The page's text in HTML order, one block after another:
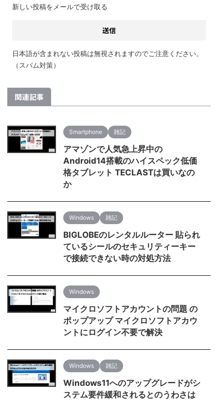
新しい投稿をメールで受け取る
日本語が含まれない投稿は無視されますのでご注意ください。
（スパム対策）
関連記事
Smartphone 雑記
アマゾンで人気急上昇中の
Android14搭載のハイスペック低価
格タブレット TECLASTは買いなの
か
Windows 雑記
BIGLOBEのレンタルルーター 貼られ
ているシールのセキュリティーキー
で接続できない時の対処方法
Windows
マイクロソフトアカウントの問題 の
ポップアップ マイクロソフトアカウ
ントにログイン不要で解決
Windows 雑記
Windows11へのアップグレードがシ
ステム要件緩和されるとのうわさは